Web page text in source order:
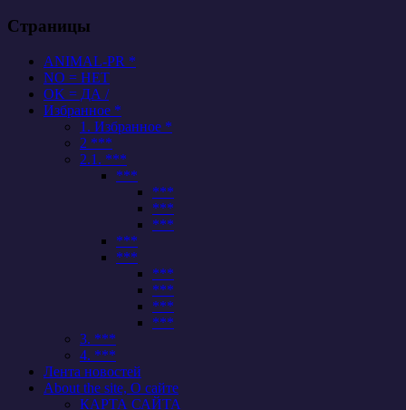
Страницы
ANIMAL-PR *
NO = НЕТ
OK = ДА /
Избранное *
1. Избранное *
2 ***
2.1. ***
***
***
***
***
***
***
***
***
***
***
3. ***
4. ***
Лента новостей
About the site, О сайте
КАРТА САЙТА